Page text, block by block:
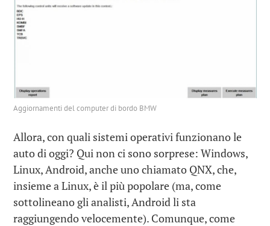
Aggiornamenti del computer di bordo BMW
Allora, con quali sistemi operativi funzionano le
auto di oggi? Qui non ci sono sorprese: Windows,
Linux, Android, anche uno chiamato QNX, che,
insieme a Linux, è il più popolare (ma, come
sottolineano gli analisti, Android li sta
raggiungendo velocemente). Comunque, come